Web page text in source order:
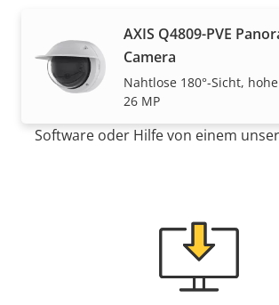
AXIS Q4809-PVE
Camera
Nahtlose 180°-Sicht,
26 MP
Support
Benötigen Sie Informationen zu
Software oder Hilfe von einem